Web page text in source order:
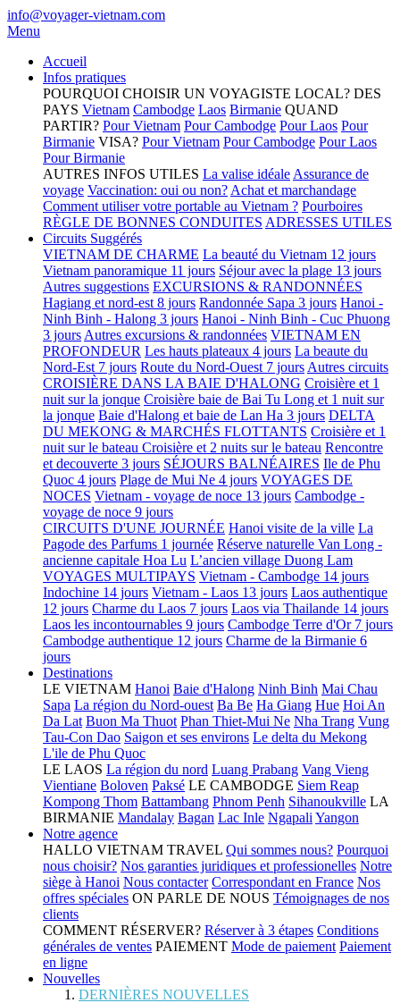
info@voyager-vietnam.com
Menu
Accueil
Infos pratiques
POURQUOI CHOISIR UN VOYAGISTE LOCAL? DES
PAYS Vietnam Cambodge Laos Birmanie QUAND
PARTIR? Pour Vietnam Pour Cambodge Pour Laos Pour
Birmanie VISA? Pour Vietnam Pour Cambodge Pour Laos
Pour Birmanie
AUTRES INFOS UTILES La valise idéale Assurance de
voyage Vaccination: oui ou non? Achat et marchandage
Comment utiliser votre portable au Vietnam ? Pourboires
RÈGLE DE BONNES CONDUITES ADRESSES UTILES
Circuits Suggérés
VIETNAM DE CHARME La beauté du Vietnam 12 jours
Vietnam panoramique 11 jours Séjour avec la plage 13 jours
Autres suggestions EXCURSIONS & RANDONNÉES
Hagiang et nord-est 8 jours Randonnée Sapa 3 jours Hanoi -
Ninh Binh - Halong 3 jours Hanoi - Ninh Binh - Cuc Phuong
3 jours Autres excursions & randonnées VIETNAM EN
PROFONDEUR Les hauts plateaux 4 jours La beaute du
Nord-Est 7 jours Route du Nord-Ouest 7 jours Autres circuits
CROISIÈRE DANS LA BAIE D'HALONG Croisière et 1
nuit sur la jonque Croisière baie de Bai Tu Long et 1 nuit sur
la jonque Baie d'Halong et baie de Lan Ha 3 jours DELTA
DU MEKONG & MARCHÉS FLOTTANTS Croisière et 1
nuit sur le bateau Croisière et 2 nuits sur le bateau Rencontre
et decouverte 3 jours SÉJOURS BALNÉAIRES Ile de Phu
Quoc 4 jours Plage de Mui Ne 4 jours VOYAGES DE
NOCES Vietnam - voyage de noce 13 jours Cambodge -
voyage de noce 9 jours
CIRCUITS D'UNE JOURNÉE Hanoi visite de la ville La
Pagode des Parfums 1 journée Réserve naturelle Van Long -
ancienne capitale Hoa Lu L’ancien village Duong Lam
VOYAGES MULTIPAYS Vietnam - Cambodge 14 jours
Indochine 14 jours Vietnam - Laos 13 jours Laos authentique
12 jours Charme du Laos 7 jours Laos via Thailande 14 jours
Laos les incontournables 9 jours Cambodge Terre d'Or 7 jours
Cambodge authentique 12 jours Charme de la Birmanie 6
jours
Destinations
LE VIETNAM Hanoi Baie d'Halong Ninh Binh Mai Chau
Sapa La région du Nord-ouest Ba Be Ha Giang Hue Hoi An
Da Lat Buon Ma Thuot Phan Thiet-Mui Ne Nha Trang Vung
Tau-Con Dao Saigon et ses environs Le delta du Mekong
L'ile de Phu Quoc
LE LAOS La région du nord Luang Prabang Vang Vieng
Vientiane Boloven Paksé LE CAMBODGE Siem Reap
Kompong Thom Battambang Phnom Penh Sihanoukville LA
BIRMANIE Mandalay Bagan Lac Inle Ngapali Yangon
Notre agence
HALLO VIETNAM TRAVEL Qui sommes nous? Pourquoi
nous choisir? Nos garanties juridiques et professionelles Notre
siège à Hanoi Nous contacter Correspondant en France Nos
offres spéciales ON PARLE DE NOUS Témoignages de nos
clients
COMMENT RÉSERVER? Réserver à 3 étapes Conditions
générales de ventes PAIEMENT Mode de paiement Paiement
en ligne
Nouvelles
DERNIÈRES NOUVELLES